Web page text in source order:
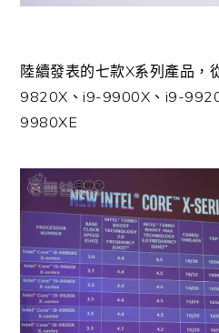
陸續發表的七款X系列產品
9820X、i9-9900X、i9-
9980XE